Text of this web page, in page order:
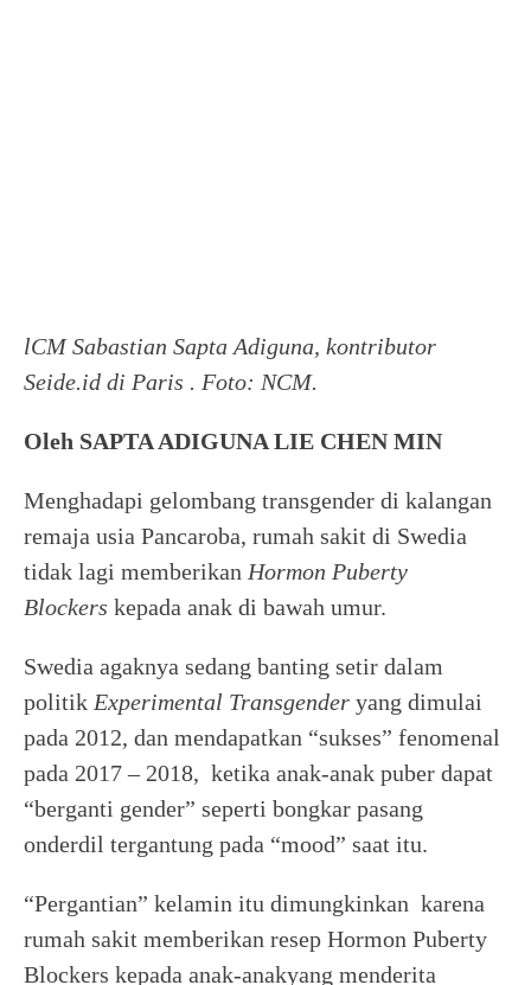
lCM Sabastian Sapta Adiguna, kontributor
Seide.id di Paris . Foto: NCM.
Oleh SAPTA ADIGUNA LIE CHEN MIN
Menghadapi gelombang transgender di kalangan
remaja usia Pancaroba, rumah sakit di Swedia
tidak lagi memberikan Hormon Puberty
Blockers kepada anak di bawah umur.
Swedia agaknya sedang banting setir dalam
politik Experimental Transgender yang dimulai
pada 2012, dan mendapatkan “sukses” fenomenal
pada 2017 – 2018, ketika anak-anak puber dapat
“berganti gender” seperti bongkar pasang
onderdil tergantung pada “mood” saat itu.
“Pergantian” kelamin itu dimungkinkan karena
rumah sakit memberikan resep Hormon Puberty
Blockers kepada anak-anakyang menderita